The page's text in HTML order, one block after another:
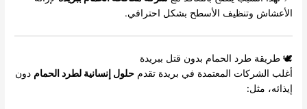
الأعشاش وتنظيف الأسطح بشكل احترافي.
🕊️ طريقة طرد الحمام بدون قتل ببريدة
أغلب الشركات المعتمدة في بريدة تقدمحلول إنسانية لطرد الحمام دون
إيذائه، مثل: